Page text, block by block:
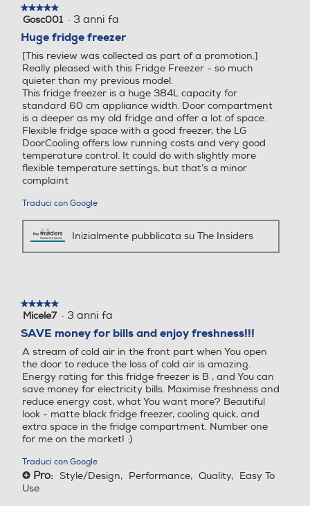
Galleria Film
GBB72MCVBN
Frigorifero combinato | Classe B,
384L | Wine Rack, Door&Linear
Cooling, Fresh Balancer&Converter,
No Frost | Nero
Maniglie integrate
Altre descrizioni strutturali
Compressore Lineare Inver
ter Metal Fresh Ripiano pie
ghevole Ripiano portabotti
glie incluso
Altre descrizioni strutturali
Illuminazione LED interna,
piedini regolabili, Cassetto
Crisp con controllo umidità
Larghezza porta aperta-
mm
995
Altezza-mm
2030
Altezza-mm
Larghezza-mm
595
Larghezza-mm
Profondità-mm
l
l
a
n
u
o
v
a
m
e
r
c
e
(
n
n
d
e
s
a
)
★★★★★
★★★★★
5
stelle.
Gosc001 · 3 anni fa
Huge fridge freezer
[This review was collected as part of a promotion.]
Really pleased with this Fridge Freezer - so much
quieter than my previous model.
This fridge freezer is a huge 384L capacity for
standard 60 cm appliance width. Door compartment
is a deeper as my old fridge and offer a lot of space.
Flexible fridge space with a good freezer, the LG
DoorCooling offers low running costs and very good
temperature control. It could do with slightly more
flexible temperature settings, but that’s a minor
complaint
Traduci con Google
Inizialmente pubblicata su The Insiders
★★★★★
★★★★★
5
5
stelle.
Micele7 · 3 anni fa
SAVE money for bills and enjoy freshness!!!
A stream of cold air in the front part when You open
the door to reduce the loss of cold air is amazing.
Energy rating for this fridge freezer is B , and You can
save money for electricity bills. Maximise freshness and
reduce energy cost, what You want more? Beautiful
look - matte black fridge freezer, cooling quick, and
extra space in the fridge compartment. Number one
for me on the market! :)
Traduci con Google
+ Pro: Style/Design, Performance, Quality, Easy To
Use